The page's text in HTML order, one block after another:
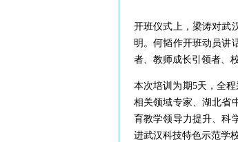
开班仪式上，梁涛对武
明。何韬作开班动员讲
者、教师成长引领者、
本次培训为期5天，全
相关领域专家、湖北省
育教学领导力提升、科
进武汉科技特色示范学